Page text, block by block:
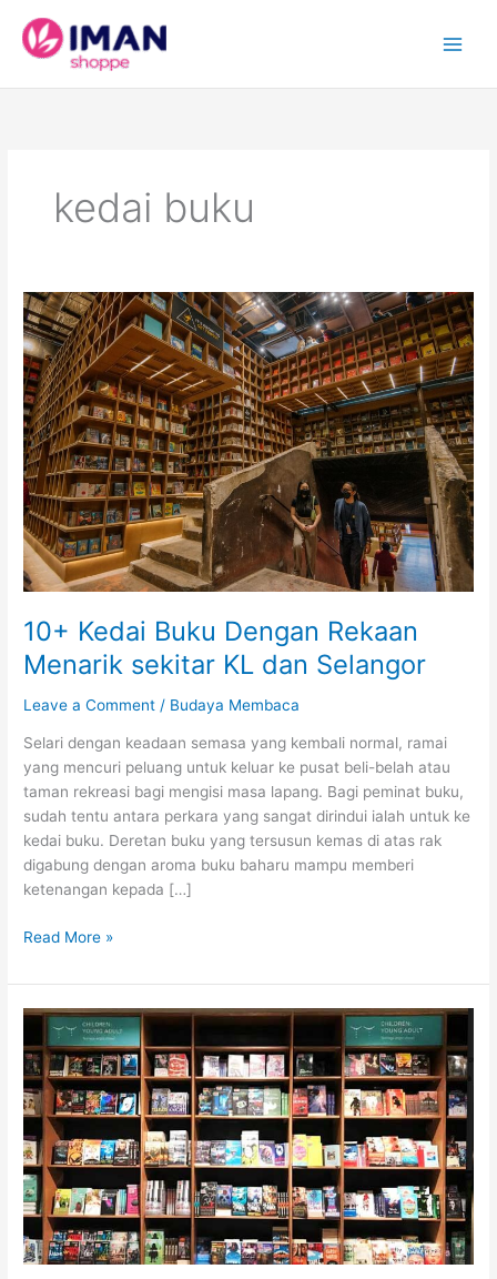
content
kedai buku
10+ Kedai Buku Dengan Rekaan
Menarik sekitar KL dan Selangor
Leave a Comment / Budaya Membaca
Selari dengan keadaan semasa yang kembali normal, ramai
yang mencuri peluang untuk keluar ke pusat beli-belah atau
taman rekreasi bagi mengisi masa lapang. Bagi peminat buku,
sudah tentu antara perkara yang sangat dirindui ialah untuk ke
kedai buku. Deretan buku yang tersusun kemas di atas rak
digabung dengan aroma buku baharu mampu memberi
ketenangan kepada […]
10+
Buku
Dengan
Rekaan
Menarik
sekitar
KL
Selangor
Read More »